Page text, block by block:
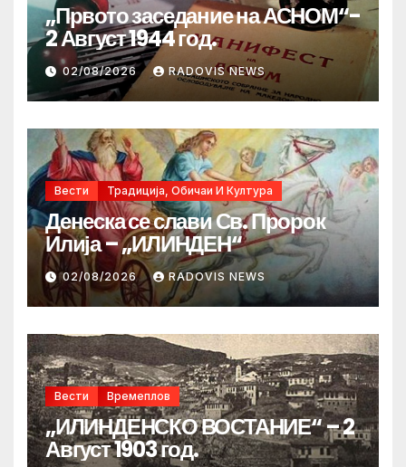
„Првото заседание на АСНОМ“-
2 Август 1944 год.
02/08/2026 RADOVIS NEWS
Вести Традиција, Обичаи И Култура
Денеска се слави Св. Пророк
Илија – „ИЛИНДЕН“
02/08/2026 RADOVIS NEWS
Вести Времеплов
„ИЛИНДЕНСКО ВОСТАНИЕ“ – 2
Август 1903 год.